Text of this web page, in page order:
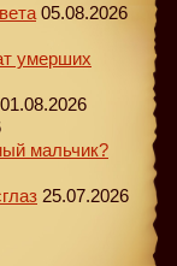
05.08.2026
умерших
01.08.2026
мальчик?
25.07.2026